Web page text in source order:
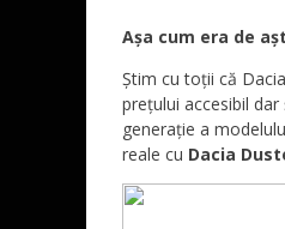
Așa cum era de
Știm cu toții că
prețului accesibil
generație a
reale cu Dacia